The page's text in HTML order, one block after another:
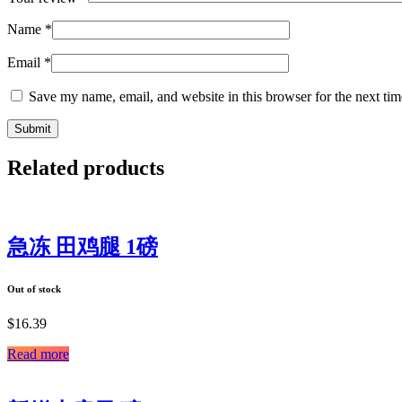
Name *
Email *
Save my name, email, and website in this browser for the next
Related products
急冻 田鸡腿 1磅
Out of stock
$16.39
Read more